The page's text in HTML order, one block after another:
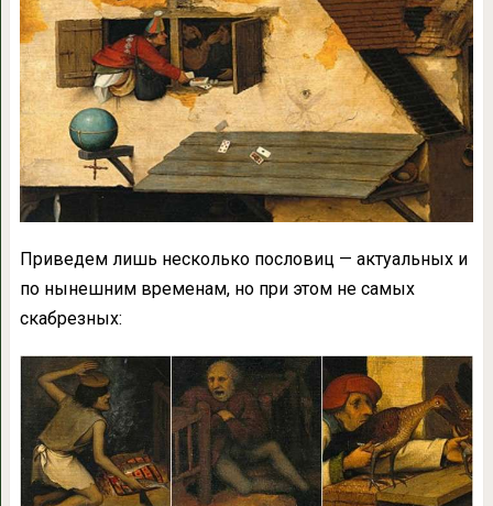
Приведем лишь несколько пословиц — актуальных и
по нынешним временам, но при этом не самых
скабрезных: